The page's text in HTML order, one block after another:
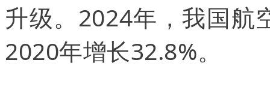
升级。2024年，我国航
2020年增长32.8%。